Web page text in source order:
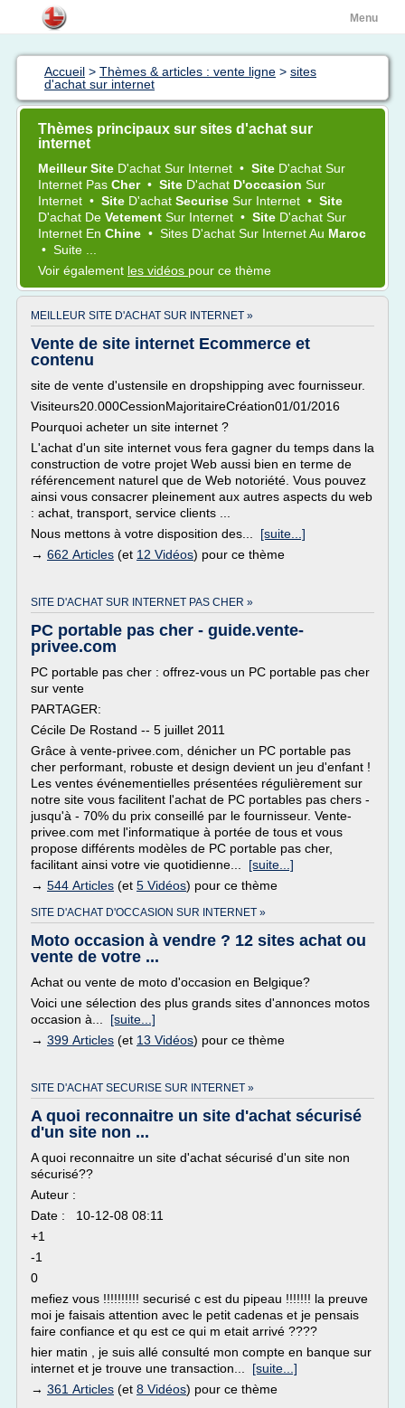
Menu
Accueil > Thèmes & articles : vente ligne > sites
d'achat sur internet
Thèmes principaux sur sites d'achat sur
internet
Meilleur Site D'achat Sur Internet • Site D'achat Sur
Internet Pas Cher • Site D'achat D'occasion Sur
Internet • Site D'achat Securise Sur Internet • Site
D'achat De Vetement Sur Internet • Site D'achat Sur
Internet En Chine • Sites D'achat Sur InternetAu Maroc
• Suite ...
Voir également les vidéos pour ce thème
MEILLEUR SITE D'ACHAT SUR INTERNET »
Vente de site internet Ecommerce et
contenu
site de vente d'ustensile en dropshipping avec fournisseur.
Visiteurs20.000CessionMajoritaireCréation01/01/2016
Pourquoi acheter un site internet ?
L'achat d'un site internet vous fera gagner du temps dans la
construction de votre projet Web aussi bien en terme de
référencement naturel que de Web notoriété. Vous pouvez
ainsi vous consacrer pleinement aux autres aspects du web
: achat, transport, service clients ...
Nous mettons à votre disposition des... [suite...]
→ 662 Articles (et 12 Vidéos) pour ce thème
SITE D'ACHAT SUR INTERNET PAS CHER »
PC portable pas cher - guide.vente-
privee.com
PC portable pas cher : offrez-vous un PC portable pas cher
sur vente
PARTAGER:
Cécile De Rostand -- 5 juillet 2011
Grâce à vente-privee.com, dénicher un PC portable pas
cher performant, robuste et design devient un jeu d'enfant !
Les ventes événementielles présentées régulièrement sur
notre site vous facilitent l'achat de PC portables pas chers -
jusqu'à - 70% du prix conseillé par le fournisseur. Vente-
privee.com met l'informatique à portée de tous et vous
propose différents modèles de PC portable pas cher,
facilitant ainsi votre vie quotidienne... [suite...]
→ 544 Articles (et 5 Vidéos) pour ce thème
SITE D'ACHAT D'OCCASION SUR INTERNET »
Moto occasion à vendre ? 12 sites achat ou
vente de votre ...
Achat ou vente de moto d'occasion en Belgique?
Voici une sélection des plus grands sites d'annonces motos
occasion à... [suite...]
→ 399 Articles (et 13 Vidéos) pour ce thème
SITE D'ACHAT SECURISE SUR INTERNET »
A quoi reconnaitre un site d'achat sécurisé
d'un site non ...
A quoi reconnaitre un site d'achat sécurisé d'un site non
sécurisé??
Auteur :
Date : 10-12-08 08:11
+1
-1
0
mefiez vous !!!!!!!!!! securisé c est du pipeau !!!!!!! la preuve
moi je faisais attention avec le petit cadenas et je pensais
faire confiance et qu est ce qui m etait arrivé ????
hier matin , je suis allé consulté mon compte en banque sur
internet et je trouve une transaction... [suite...]
→ 361 Articles (et 8 Vidéos) pour ce thème